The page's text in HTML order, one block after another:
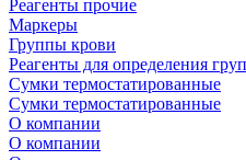
Реагенты прочие
Маркеры
Группы крови
Реагенты для определения
Сумки термостатированные
Сумки термостатированные
О компании
О компании